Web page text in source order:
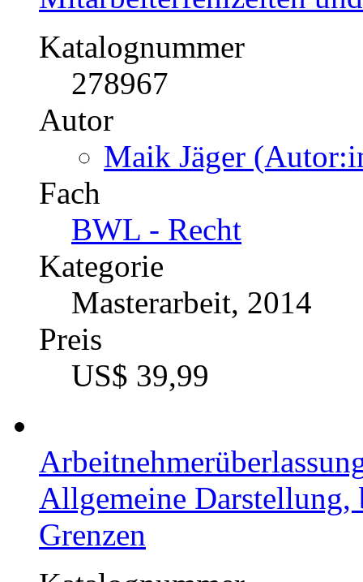
Katalognummer
278967
Autor
Maik Jäger
Fach
BWL - Recht
Kategorie
Masterarbeit, 2014
Preis
US$ 39,99
Allgemeine Darstellung,
Grenzen